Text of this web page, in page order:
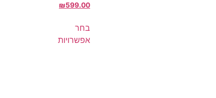
₪599.00
בחר
אפשרויות